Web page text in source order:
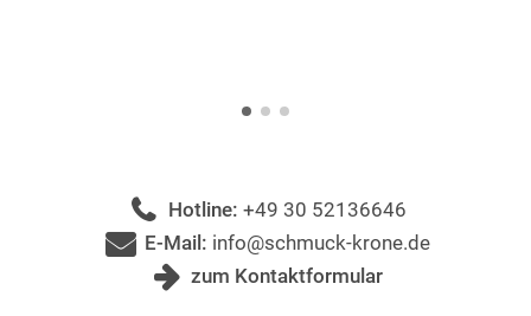
Hotline: +49 30 52136646
E-Mail: info@schmuck-krone.de
zum Kontaktformular